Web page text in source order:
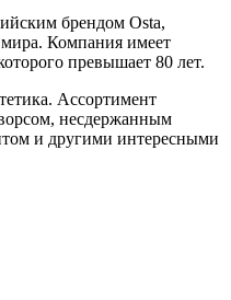
брендом Osta,
Компания имеет
превышает 80 лет.
Ассортимент
несдержанным
и другими интересными